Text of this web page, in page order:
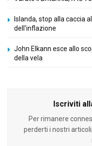
Islanda, stop alla caccia
dell'inflazione
John Elkann esce allo
della vela
Iscriviti
Per rimanere
perderti i nostri